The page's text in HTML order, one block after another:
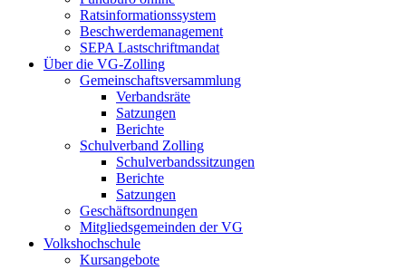
Ratsinformationssystem
Beschwerdemanagement
SEPA Lastschriftmandat
Über die VG-Zolling
Gemeinschaftsversammlung
Verbandsräte
Satzungen
Berichte
Schulverband Zolling
Schulverbandssitzungen
Berichte
Satzungen
Geschäftsordnungen
Mitgliedsgemeinden der VG
Volkshochschule
Kursangebote